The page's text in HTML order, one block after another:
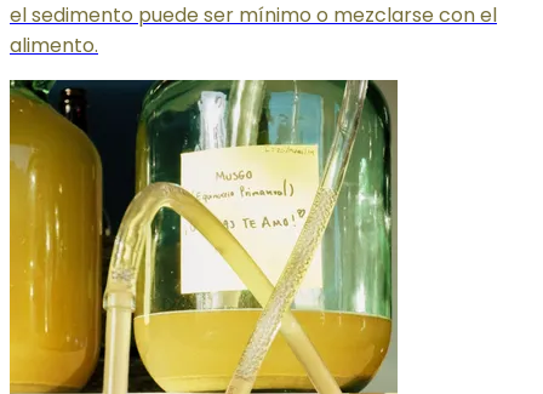
el sedimento puede ser mínimo o mezclarse con el
alimento.